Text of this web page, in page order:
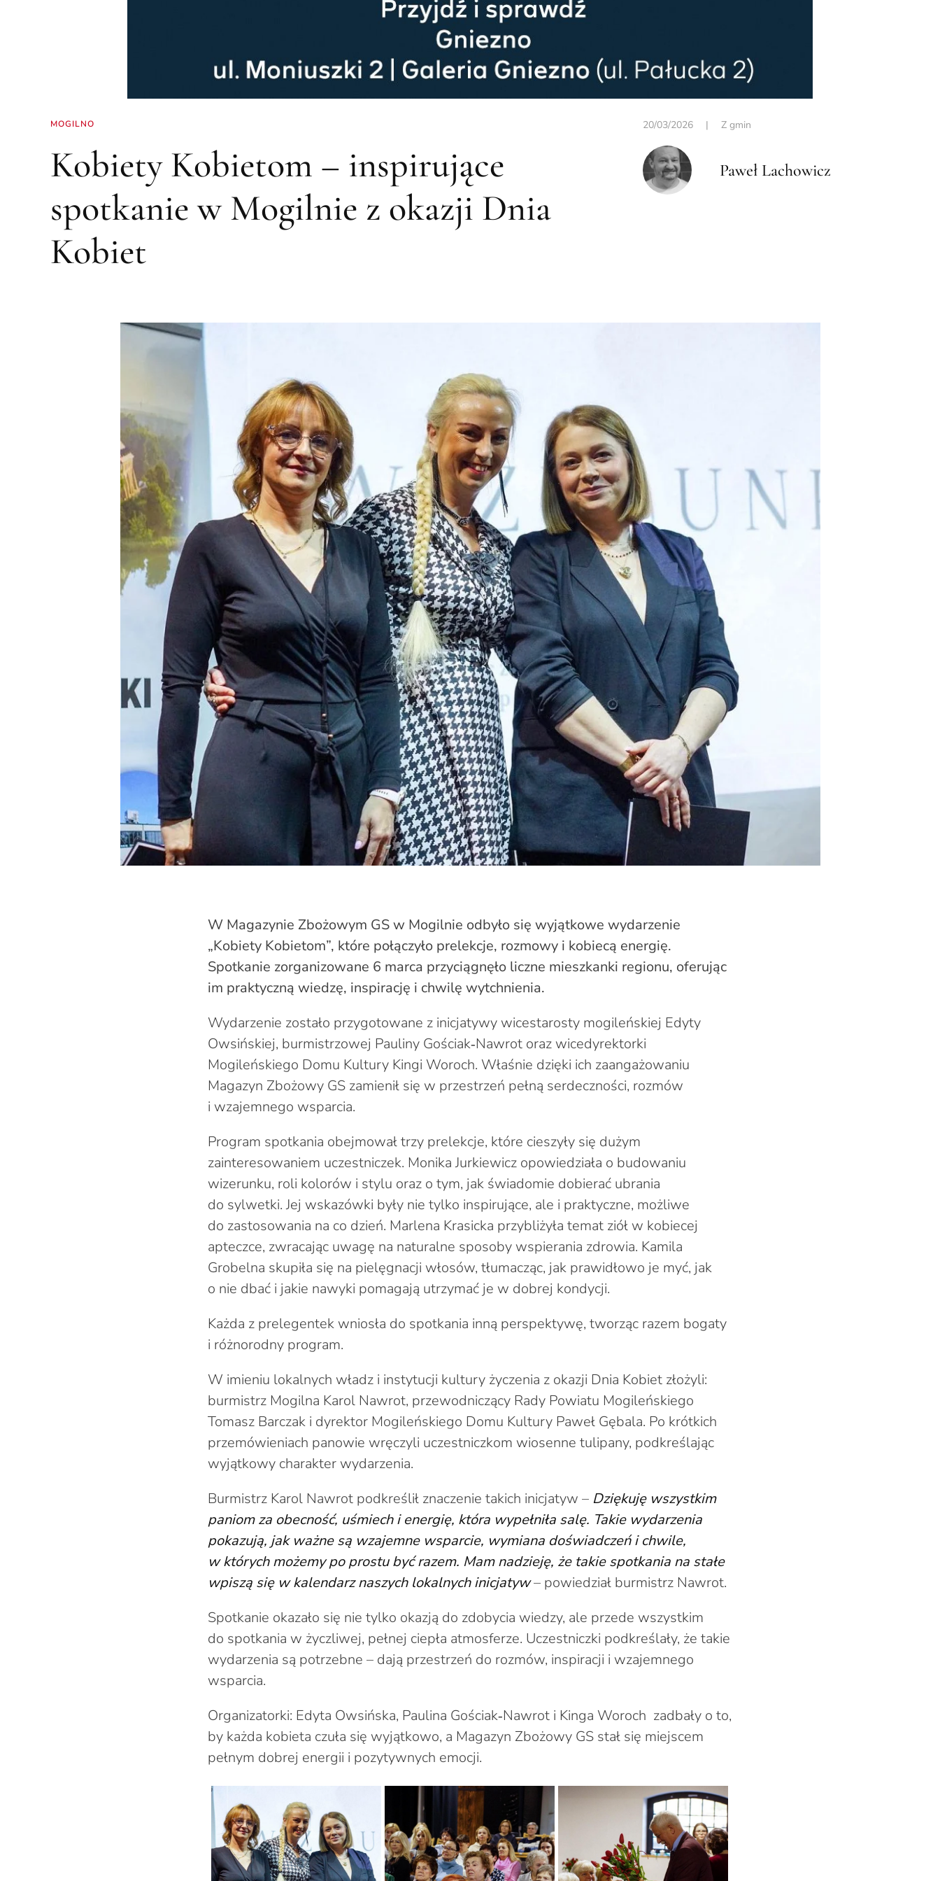
MOGILNO
Kobiety Kobietom – inspirujące
spotkanie w Mogilnie z okazji Dnia
Kobiet
20/03/2026| Z gmin
Paweł Lachowicz
W Magazynie Zbożowym GS w Mogilnie odbyło się wyjątkowe wydarzenie
„Kobiety Kobietom”, które połączyło prelekcje, rozmowy i kobiecą energię.
Spotkanie zorganizowane 6 marca przyciągnęło liczne mieszkanki regionu, oferując
im praktyczną wiedzę, inspirację i chwilę wytchnienia.
Wydarzenie zostało przygotowane z inicjatywy wicestarosty mogileńskiej Edyty
Owsińskiej, burmistrzowej Pauliny Gościak‑Nawrot oraz wicedyrektorki
Mogileńskiego Domu Kultury Kingi Woroch. Właśnie dzięki ich zaangażowaniu
Magazyn Zbożowy GS zamienił się w przestrzeń pełną serdeczności, rozmów
i wzajemnego wsparcia.
Program spotkania obejmował trzy prelekcje, które cieszyły się dużym
zainteresowaniem uczestniczek. Monika Jurkiewicz opowiedziała o budowaniu
wizerunku, roli kolorów i stylu oraz o tym, jak świadomie dobierać ubrania
do sylwetki. Jej wskazówki były nie tylko inspirujące, ale i praktyczne, możliwe
do zastosowania na co dzień. Marlena Krasicka przybliżyła temat ziół w kobiecej
apteczce, zwracając uwagę na naturalne sposoby wspierania zdrowia. Kamila
Grobelna skupiła się na pielęgnacji włosów, tłumacząc, jak prawidłowo je myć, jak
o nie dbać i jakie nawyki pomagają utrzymać je w dobrej kondycji.
Każda z prelegentek wniosła do spotkania inną perspektywę, tworząc razem bogaty
i różnorodny program.
W imieniu lokalnych władz i instytucji kultury życzenia z okazji Dnia Kobiet złożyli:
burmistrz Mogilna Karol Nawrot, przewodniczący Rady Powiatu Mogileńskiego
Tomasz Barczak i dyrektor Mogileńskiego Domu Kultury Paweł Gębala. Po krótkich
przemówieniach panowie wręczyli uczestniczkom wiosenne tulipany, podkreślając
wyjątkowy charakter wydarzenia.
Burmistrz Karol Nawrot podkreślił znaczenie takich inicjatyw – Dziękuję wszystkim
paniom za obecność, uśmiech i energię, która wypełniła salę. Takie wydarzenia
pokazują, jak ważne są wzajemne wsparcie, wymiana doświadczeń i chwile,
w których możemy po prostu być razem. Mam nadzieję, że takie spotkania na stałe
wpiszą się w kalendarz naszych lokalnych inicjatyw– powiedział burmistrz Nawrot.
Spotkanie okazało się nie tylko okazją do zdobycia wiedzy, ale przede wszystkim
do spotkania w życzliwej, pełnej ciepła atmosferze. Uczestniczki podkreślały, że takie
wydarzenia są potrzebne – dają przestrzeń do rozmów, inspiracji i wzajemnego
wsparcia.
Organizatorki: Edyta Owsińska, Paulina Gościak‑Nawrot i Kinga Woroch zadbały o to,
by każda kobieta czuła się wyjątkowo, a Magazyn Zbożowy GS stał się miejscem
pełnym dobrej energii i pozytywnych emocji.